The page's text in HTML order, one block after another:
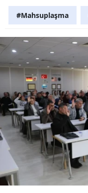
#Mahsuplaşma